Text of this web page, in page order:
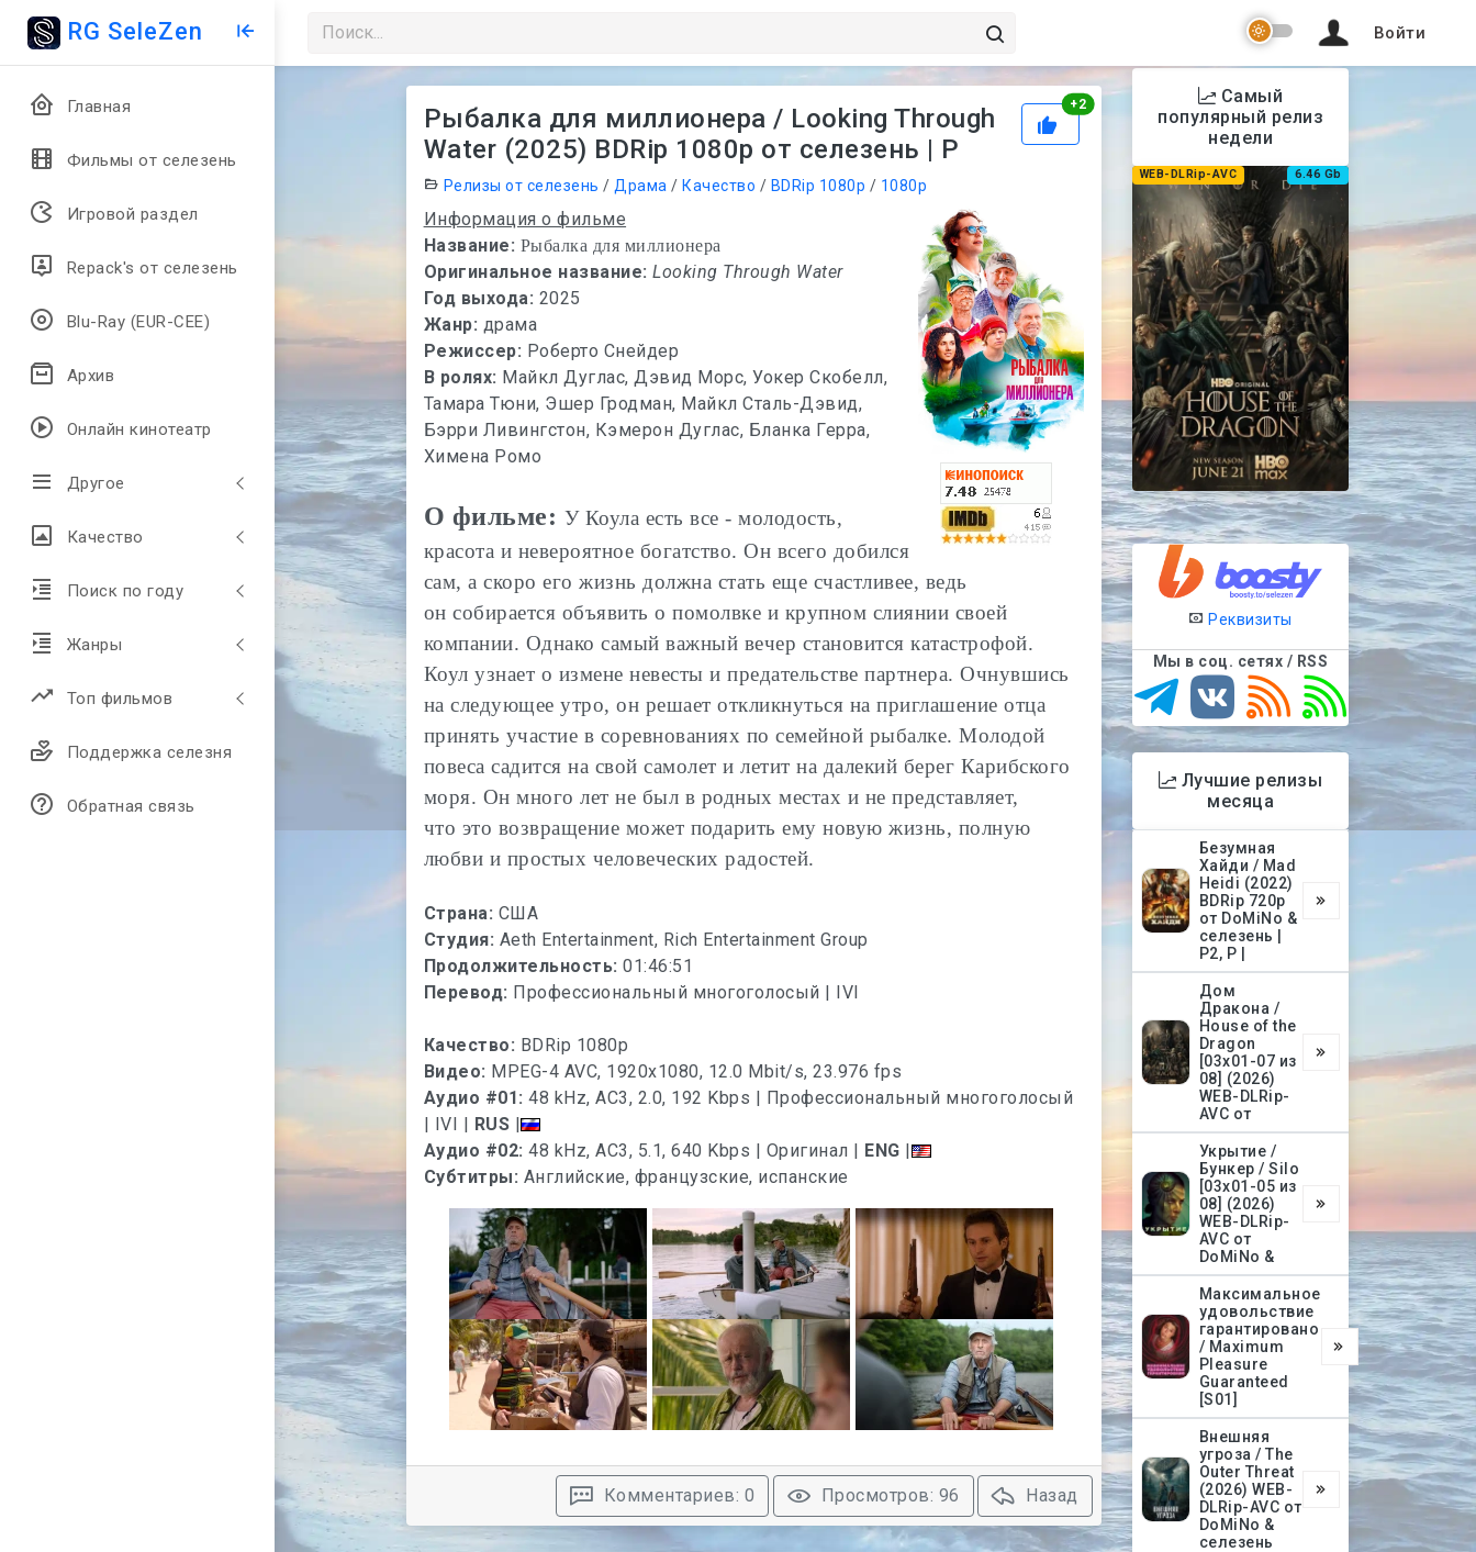
RG SeleZen
Главная
Фильмы от селезень
Игровой раздел
Repack's от селезень
Blu-Ray (EUR-CEE)
Архив
Онлайн кинотеатр
Другое
Качество
Поиск по году
Жанры
Топ фильмов
Поддержка селезня
Обратная связь
Войти
+2Рейтинг
Рыбалка для миллионера / Looking Through
Water (2025) BDRip 1080p от селезень | P
Релизы от селезень / Драма /Качество / BDRip 1080p / 1080p
Информация о фильме
Название: Рыбалка для миллионера
Оригинальное название:Looking Through Water
Год выхода: 2025
Жанр: драма
Режиссер: Роберто Снейдер
В ролях: Майкл Дуглас, Дэвид Морс, Уокер Скобелл,
Тамара Тюни, Эшер Гродман, Майкл Сталь-Дэвид,
Бэрри Ливингстон, Кэмерон Дуглас, Бланка Герра,
Химена Ромо
О фильме: У Коула есть все - молодость,
красота и невероятное богатство. Он всего добился
сам, а скоро его жизнь должна стать еще счастливее, ведь
он собирается объявить о помолвке и крупном слиянии своей
компании. Однако самый важный вечер становится катастрофой.
Коул узнает о измене невесты и предательстве партнера. Очнувшись
на следующее утро, он решает откликнуться на приглашение отца
принять участие в соревнованиях по семейной рыбалке. Молодой
повеса садится на свой самолет и летит на далекий берег Карибского
моря. Он много лет не был в родных местах и не представляет,
что это возвращение может подарить ему новую жизнь, полную
любви и простых человеческих радостей.
Страна: США
Студия: Aeth Entertainment, Rich Entertainment Group
Продолжительность:01:46:51
Перевод: Профессиональный многоголосый | IVI
Качество: BDRip 1080p
Видео: MPEG-4 AVC, 1920x1080, 12.0 Mbit/s, 23.976 fps
Аудио #01:48 kHz, AC3, 2.0, 192 Kbps | Профессиональный многоголосый
| IVI | RUS |
Аудио #02:48 kHz, AC3, 5.1, 640 Kbps | Оригинал | ENG |
Субтитры: Английские, французские, испанские
Комментариев: 0 Просмотров: 96 Назад
Самый
популярный релиз
недели
WEB-DLRip-AVC 6.46 Gb
Реквизиты
Мы в соц. сетях / RSS
Лучшие релизы
месяца
Безумная
Хайди / Mad
Heidi (2022)
BDRip 720p
от DoMiNo &
селезень |
P2, P |
Дом
Дракона /
House of the
Dragon
[03х01-07 из
08] (2026)
WEB-DLRip-
AVC от
Укрытие /
Бункер / Silo
[03х01-05 из
08] (2026)
WEB-DLRip-
AVC от
DoMiNo &
Максимальное
удовольствие
гарантировано
/ Maximum
Pleasure
Guaranteed
[S01]
Внешняя
угроза / The
Outer Threat
(2026) WEB-
DLRip-AVC от
DoMiNo &
селезень